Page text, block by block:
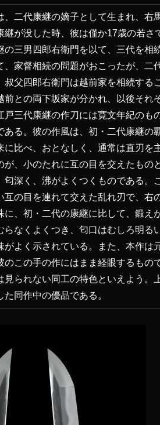
、二代康継の嫡子として生まれ、右
継が没した時、彼は僅か17歳の若さ
の三男四郎右衛門を以て、三代を相
、家督相続の問題がおこったが、二
叔父四郎右衛門は越前家を相続する
前との両下坂家が分かれ、以後それ
戸三代康継の作刀には寛文年紀のも
ある。彼の作風は、初・二代康継の
に比べ、おとなしく、通常は直刃を
が、小のたれに互の目を交えたもの
匂深く、沸がよくつくものである。
互の目を連れて交えた乱れ刃で、右
に、初・二代の康継に比して、鍛え
らなくよくつき、匂口はむしろ明る
がよく示されている。また、本作は
のこの手の作にはまま経眼するもの
見られない同工の特色といえよう。
同作中の優品である。